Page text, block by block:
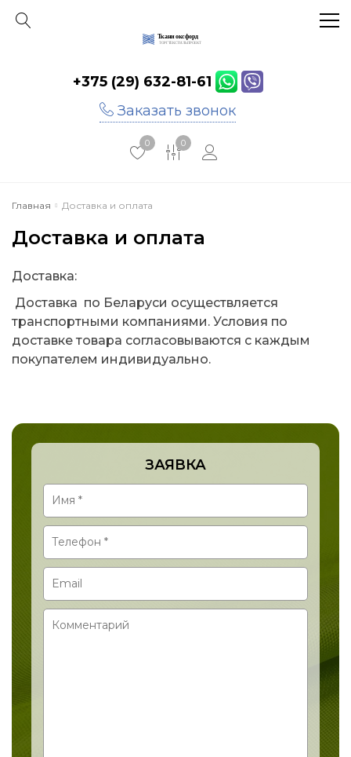
+375 (29) 632-81-61
Заказать звонок
0 0
Каталог
Главная Доставка и оплата
Доставка и оплата
Доставка:
Доставка по Беларуси осуществляется
транспортными компаниями. Условия по
доставке товара согласовываются с каждым
покупателем индивидуально.
ЗАЯВКА